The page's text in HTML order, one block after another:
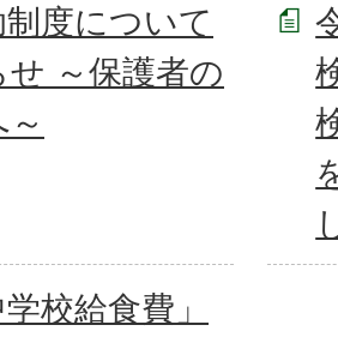
度について
～保護者の
学校給食費」